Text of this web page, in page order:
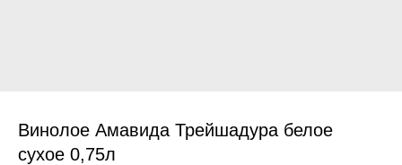
Винолое Амавида Трейшадура белое
сухое 0,75л